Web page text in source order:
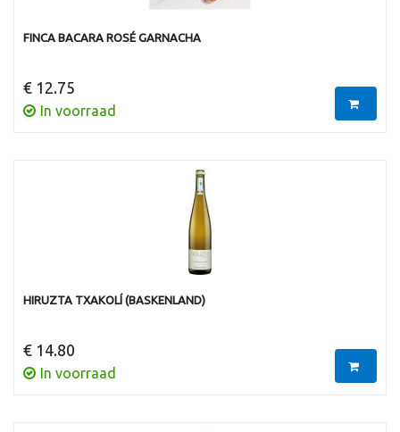
FINCA BACARA ROSÉ GARNACHA
€ 12.75
In voorraad
HIRUZTA TXAKOLÍ (BASKENLAND)
€ 14.80
In voorraad